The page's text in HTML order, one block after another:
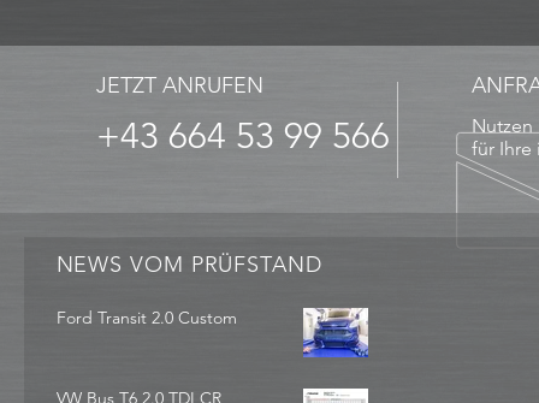
JETZT ANRUFEN
+43 664 53 99 566
Nutzen
für
NEWS VOM PRÜFSTAND
Ford Transit 2.0 Custom
VW Bus T6 2.0 TDI CR